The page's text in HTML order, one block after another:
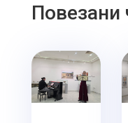
Повезани